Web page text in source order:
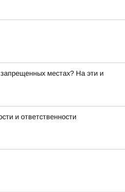
местах? На эти и
и ответственности